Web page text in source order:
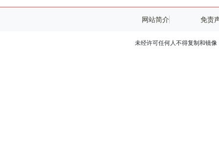
网站简介 免责
未经许可任何人不得复制和镜